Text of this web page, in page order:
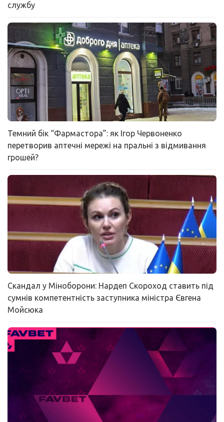
службу
Темний бік “Фармастора”: як Ігор Червоненко
перетворив аптечні мережі на пральні з відмивання
грошей?
Скандал у Міноборони: Нардеп Скороход ставить під
сумнів компетентність заступника міністра Євгена
Мойсюка